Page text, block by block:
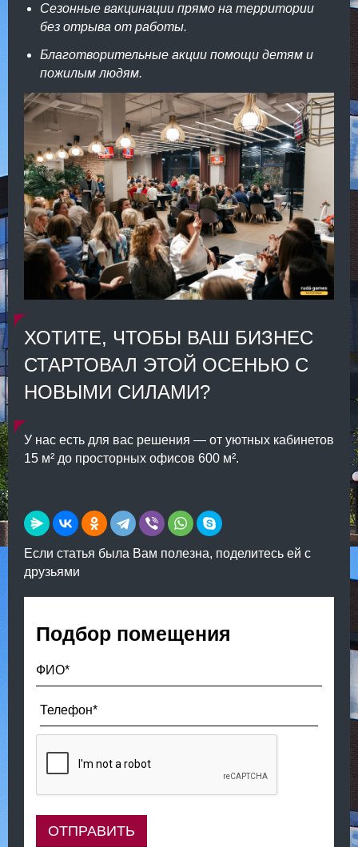
Сезонные вакцинации прямо на территории
без отрыва от работы.
Благотворительные акции помощи детям и
пожилым людям.
ХОТИТЕ, ЧТОБЫ ВАШ БИЗНЕС
СТАРТОВАЛ ЭТОЙ ОСЕНЬЮ С
НОВЫМИ СИЛАМИ?
У нас есть для вас решения — от уютных кабинетов
15 м² до просторных офисов 600 м².
Если статья была Вам полезна, поделитесь ей с
друзьями
Подбор помещения